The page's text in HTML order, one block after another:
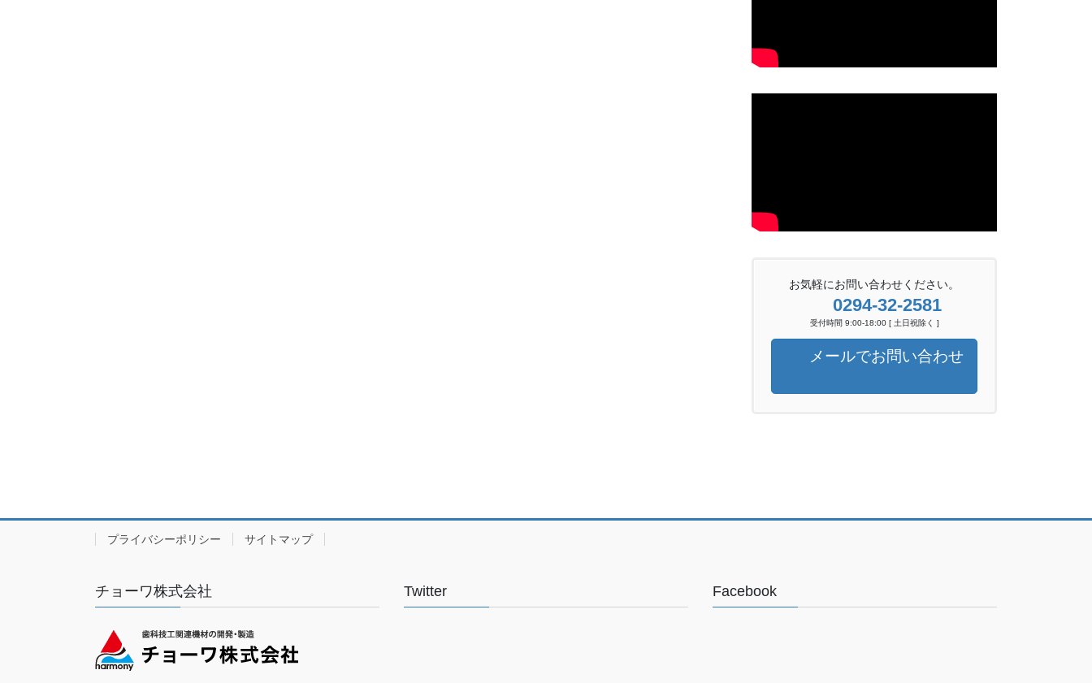
お気軽にお問い合わせください。
0294-32-2581
受付時間 9:00-18:00 [ 土日祝除く ]
メールでお問い合わせ
プライバシーポリシー サイトマップ
チョーワ株式会社 Twitter Facebook